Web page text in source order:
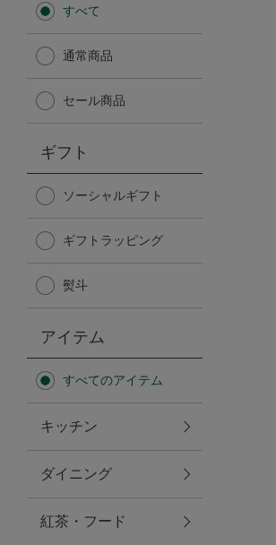
Afternoon Tea TEAROOM
Afternoon Tea TEAROOM
日傘
保冷バッグ
無重力シリーズ
トラベルグッズ
すべて
通常商品
セール商品
ギフト
ソーシャルギフト
ギフトラッピング
熨斗
アイテム
すべてのアイテム
キッチン
ダイニング
紅茶・フード